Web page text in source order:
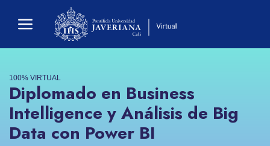
100% VIRTUAL
Diplomado en Business
Intelligence y Análisis de Big
Data con Power BI